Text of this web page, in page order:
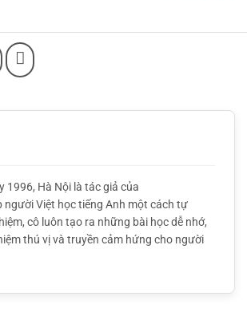
1996, Hà Nội là tác giả của
người Việt học tiếng Anh một cách tự
cô luôn tạo ra những bài học dễ nhớ,
thú vị và truyền cảm hứng cho người